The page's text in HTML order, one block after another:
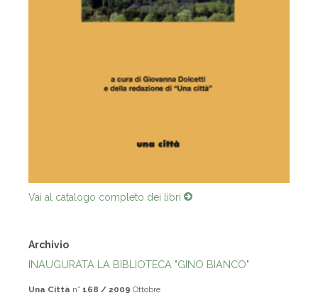
Vai al catalogo completo dei libri
Archivio
INAUGURATA LA BIBLIOTECA "GINO BIANCO"
Una Città n° 168 / 2009 Ottobre